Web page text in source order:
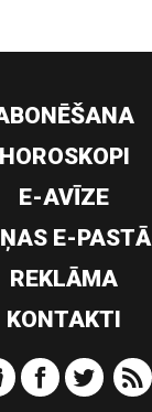
HOROSKOPI
E-AVĪZE
E-PASTĀ
REKLĀMA
KONTAKTI